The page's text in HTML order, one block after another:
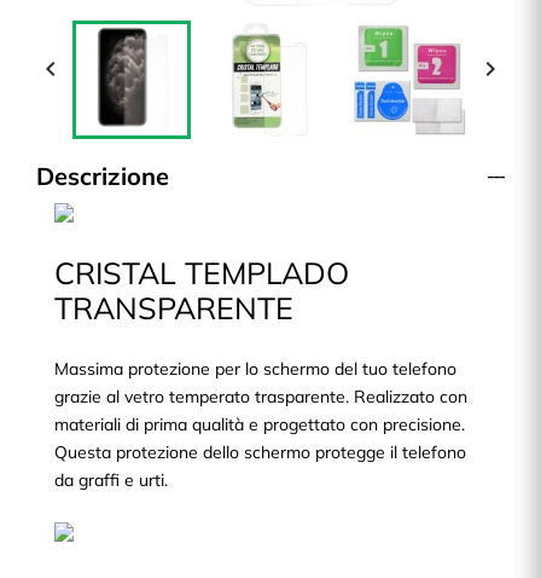
 
Descrizione
CRISTAL TEMPLADO
TRANSPARENTE
Massima protezione per lo schermo del tuo telefono
grazie al vetro temperato trasparente. Realizzato con
materiali di prima qualità e progettato con precisione.
Questa protezione dello schermo protegge il telefono
da graffi e urti.